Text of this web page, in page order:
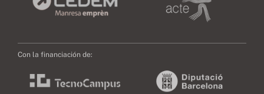
Con la financiación de: